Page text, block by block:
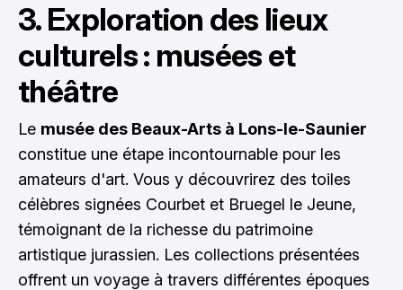
3. Exploration des lieux
culturels : musées et
théâtre
Le musée des Beaux-Arts à Lons-le-Saunier
constitue une étape incontournable pour les
amateurs d'art. Vous y découvrirez des toiles
célèbres signées Courbet et Bruegel le Jeune,
témoignant de la richesse du patrimoine
artistique jurassien. Les collections présentées
offrent un voyage à travers différentes époques